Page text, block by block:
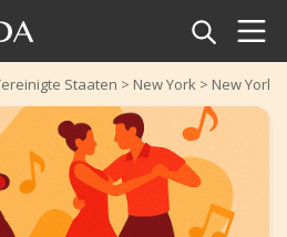
Staaten > New York > New York